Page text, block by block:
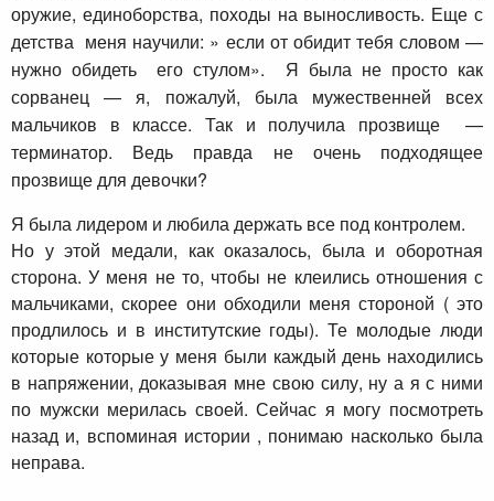
оружие, единоборства, походы на выносливость. Еще с
детства меня научили: » если от обидит тебя словом —
нужно обидеть его стулом». Я была не просто как
сорванец — я, пожалуй, была мужественней всех
мальчиков в классе. Так и получила прозвище —
терминатор. Ведь правда не очень подходящее
прозвище для девочки?
Я была лидером и любила держать все под контролем.
Но у этой медали, как оказалось, была и оборотная
сторона. У меня не то, чтобы не клеились отношения с
мальчиками, скорее они обходили меня стороной ( это
продлилось и в институтские годы). Те молодые люди
которые которые у меня были каждый день находились
в напряжении, доказывая мне свою силу, ну а я с ними
по мужски мерилась своей. Сейчас я могу посмотреть
назад и, вспоминая истории , понимаю насколько была
неправа.